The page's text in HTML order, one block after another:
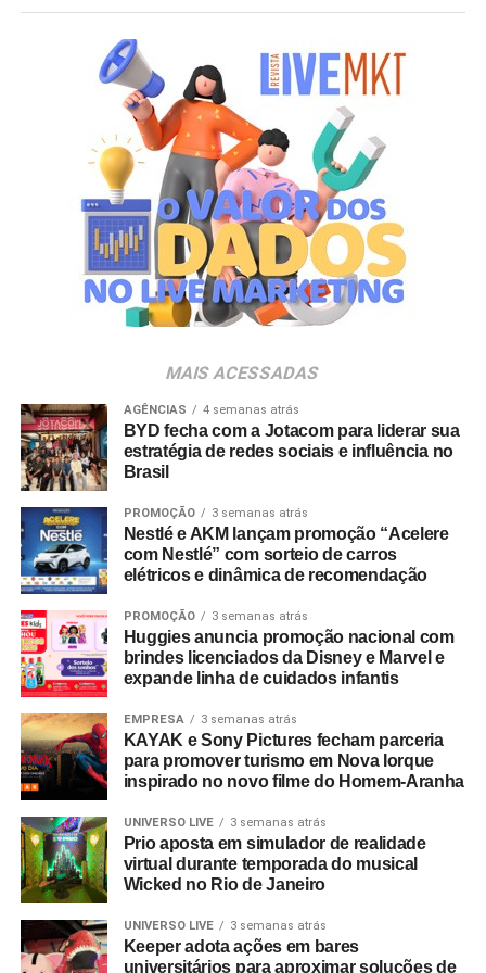
impactar diretamente a eficiência operacional, a
experiência e o crescimento.
Sob esta lógica, marketing e operação começam a se
fundir e, especialmente em tecnologia, isso é decisivo.
Empresas precisam explicar soluções complexas,
traduzir inovação em valor tangível e reduzir a distância
entre capacidade técnica e geração de negócios.
Nesse sentido, o marketing ganha espaço nas decisões
estratégicas das organizações, participando da definição
de negócio, gestão de reputação, análise de riscos e
Porque reputação, posicionamento, confiança e geração
de demanda passaram a fazer parte da mesma equação
de crescimento.
E, em tecnologia, os produtos são complexos, as
jornadas são longas e a diferenciação técnica sozinha
não sustenta crescimento. Por isso, o marketing se tornou
um mecanismo de aceleração de receita, eficiência
operacional e geração de valor. Quem ainda não
entendeu isso talvez não esteja fazendo marketing, mas,
sim, apenas propaganda.
*Vinicius Maritan – Diretor de marketing da Foursys,
consultoria de tecnologia e negócio.
relevância.
Participei da trajetória de um desses casos, uma história
que ajuda a entender como o sucesso é construído ao
longo do tempo.’
Quando surgiu, há 16 anos, o Expert XP reunia cerca de
300 participantes. Era um encontro pequeno para os
padrões atuais, mas carregava uma característica que
acabaria se tornando decisiva: a capacidade de reunir
pessoas interessadas não apenas em discutir o presente,
mas em entender para onde o mercado caminhava.
referências ainda vinha de fora. As grandes tendências
especialmente nos Estados Unidos e na Europa. O Brasil
ocupava mais a posição de espectador do que de
protagonista dessas conversas.
Mas, aos poucos, isso começou a mudar.
O crescimento do mercado de investimentos, a evolução
do perfil do investidor brasileiro e a própria maturidade do
ecossistema financeiro fizeram surgir algo raro: um
evento capaz de atrair atenção não apenas do público
local, mas também de lideranças globais. Em poucos
anos, aquela iniciativa se transformaria no maior festival
de investimentos do mundo.
Hoje, o evento reúne cerca de 50 mil participantes, mais
de 200 patrocinadores e 350 palestrantes distribuídos em
mais de 120 horas de conteúdo. Mas o impacto desse
evento não está apenas nos números. Está em promover
debates que frequentemente antecipam movimentos do
mercado.
E talvez seja justamente aí que esteja a resposta para a
MAIS ACESSADAS
AGÊNCIAS 4 semanas atrás
BYD fecha com a Jotacom para liderar sua
estratégia de redes sociais e influência no
Brasil
PROMOÇÃO 3 semanas atrás
Nestlé e AKM lançam promoção “Acelere
com Nestlé” com sorteio de carros
elétricos e dinâmica de recomendação
PROMOÇÃO 3 semanas atrás
Huggies anuncia promoção nacional com
brindes licenciados da Disney e Marvel e
expande linha de cuidados infantis
EMPRESA 3 semanas atrás
KAYAK e Sony Pictures fecham parceria
para promover turismo em Nova Iorque
inspirado no novo filme do Homem-Aranha
UNIVERSO LIVE 3 semanas atrás
Prio aposta em simulador de realidade
virtual durante temporada do musical
Wicked no Rio de Janeiro
UNIVERSO LIVE 3 semanas atrás
Keeper adota ações em bares
universitários para aproximar soluções de